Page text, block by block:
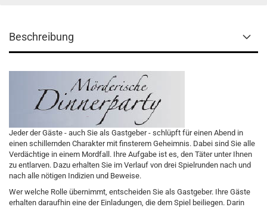
Beschreibung
Jeder der Gäste - auch Sie als Gastgeber - schlüpft für einen Abend in
einen schillernden Charakter mit finsterem Geheimnis. Dabei sind Sie alle
Verdächtige in einem Mordfall. Ihre Aufgabe ist es, den Täter unter Ihnen
zu entlarven. Dazu erhalten Sie im Verlauf von drei Spielrunden nach und
nach alle nötigen Indizien und Beweise.
Wer welche Rolle übernimmt, entscheiden Sie als Gastgeber. Ihre Gäste
erhalten daraufhin eine der Einladungen, die dem Spiel beiliegen. Darin